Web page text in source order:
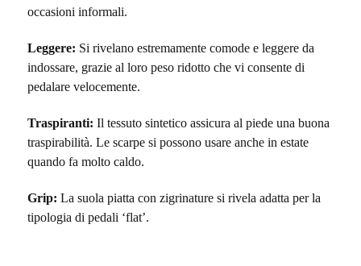
occasioni informali.
Leggere: Si rivelano estremamente comode e leggere da
indossare, grazie al loro peso ridotto che vi consente di
pedalare velocemente.
Traspiranti: Il tessuto sintetico assicura al piede una buona
traspirabilità. Le scarpe si possono usare anche in estate
quando fa molto caldo.
Grip: La suola piatta con zigrinature si rivela adatta per la
tipologia di pedali ‘flat’.